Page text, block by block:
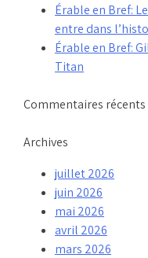
Érable en Bref:
entre dans
Érable en Bref:
Titan
Commentaires récents
Archives
juillet 2026
juin 2026
mai 2026
avril 2026
mars 2026